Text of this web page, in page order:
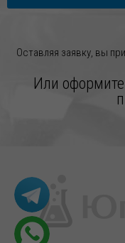
Оставляя заявку, вы
Или